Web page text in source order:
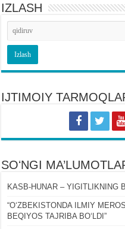
IZLASH
IJTIMOIY
SOʻNGI
KASB-HUNAR – YIGITLIKNING
“OʻZBEKISTONDA ILMIY
BEQIYOS TAJRIBA BOʻLDI”